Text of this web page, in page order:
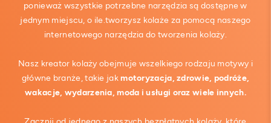
ponieważ wszystkie potrzebne narzędzia są dostępne w
jednym miejscu, o ile.tworzysz kolaże za pomocą naszego
internetowego narzędzia do tworzenia kolaży.
Nasz kreator kolaży obejmuje wszelkiego rodzaju motywy i
główne branże, takie jakmotoryzacja, zdrowie, podróże,
wakacje, wydarzenia, moda i usługi oraz wiele innych.